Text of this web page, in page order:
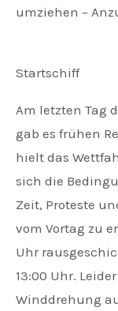
umziehen –
Startschiff
Am letzten Tag
gab es frühen
hielt das
sich die
Zeit, Proteste
vom Vortag zu
Uhr
13:00 Uhr.
Winddrehung